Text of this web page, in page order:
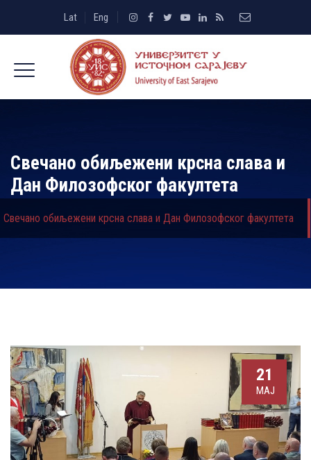
Lat Eng
Свечано обиљежени крсна слава и
Дан Филозофског факултета
Свечано обиљежени крсна слава и Дан Филозофског факултета
21
МАЈ